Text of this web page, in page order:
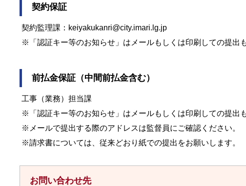
契約保証
契約監理課：keiyakukanri@city.imari.lg.jp
※「認証キー等のお知らせ」はメールもしくは印刷しての提出も
前払金保証（中間前払金含む）
工事（業務）担当課
※「認証キー等のお知らせ」はメールもしくは印刷しての提出も
※メールで提出する際のアドレスは監督員にご確認ください。
※請求書については、従来どおり紙での提出をお願いします。
お問い合わせ先